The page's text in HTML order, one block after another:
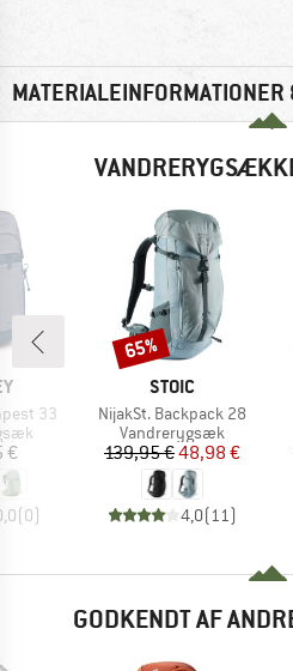
33
€
(0)
MÆRKE
STOIC
Artikel
NijakSt. Backpack 28
Produktgruppe
Vandrerygsæk
Pris
139,95 €Nedsat pris
48,98 €
4,0(11 )
Rabat
65%
GODKENDT AF